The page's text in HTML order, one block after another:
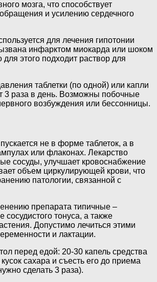
мозга, что способствует
и усилению сердечного
для лечения гипотонии
инфарктом миокарда или шоком
этого подходит раствор для
таблетки (по одной) или капли
3 раза в день. Возможны побочные
возбуждения или бессонницы.
не в форме таблеток, а в
или флаконах. Лекарство
сосуды, улучшает кровоснабжение
объем циркулирующей крови, что
патологии, связанной с
препарата типичные –
сосудистого тонуса, а также
Допустимо лечиться этими
и лактации.
перед едой: 20-30 капель средства
сахара и съесть его до приема
сделать 3 раза).